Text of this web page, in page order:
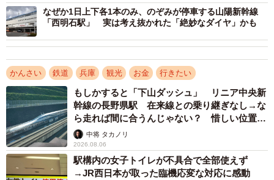
ポートライナー1編成あたりの定員は300名ほど
神戸空港利用者の増加は歓迎すべきニュースですが、懸念
点も存在します。それが空港アクセス、特にポートライナ
ーの増強です。
現在、神戸空港への主要アクセスは新交通システムのポー
トライナーです。ポートライナーは一般の電車よりは小型
で定員は1編成（6両）で300名ほどです。参考までに阪神
普通車1編成（4両）の定員は500名を超えます。
なぜか1日上下各1本のみ、のぞみが停車する山陽新幹線
「西明石駅」 実は考え抜かれた「絶妙なダイヤ」かも
かんさい 鉄道 兵庫 観光 お金 行きたい
もしかすると「下山ダッシュ」 リニア中央新
幹線の長野県駅 在来線との乗り継ぎなし→な
ら走れば間に合うんじゃない？ 惜しい位置関
係が反響
中将 タカノリ
2026.08.06
駅構内の女子トイレが不具合で全部使えず
→JR西日本が取った臨機応変な対応に感動